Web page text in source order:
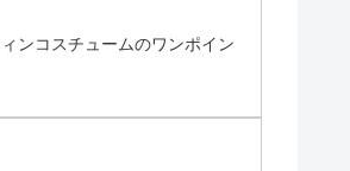
ンコスチュームのワンポイン